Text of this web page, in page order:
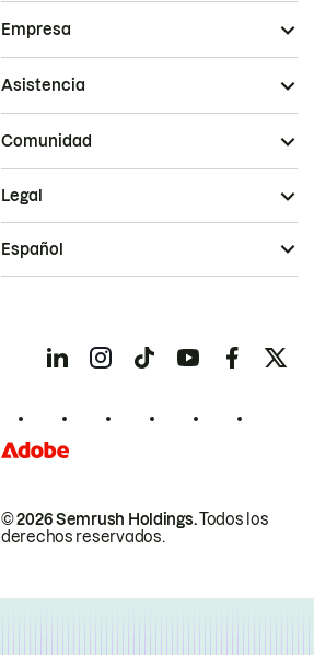
Empresa
Asistencia
Comunidad
© 2026 Semrush Holdings.Todos los
derechos reservados.
Legal
Español